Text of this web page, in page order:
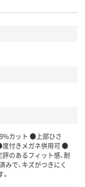
カット ●上部ひさ
度付きメガネ併用可 ●
のあるフィット感、耐
で、キズがつきにく